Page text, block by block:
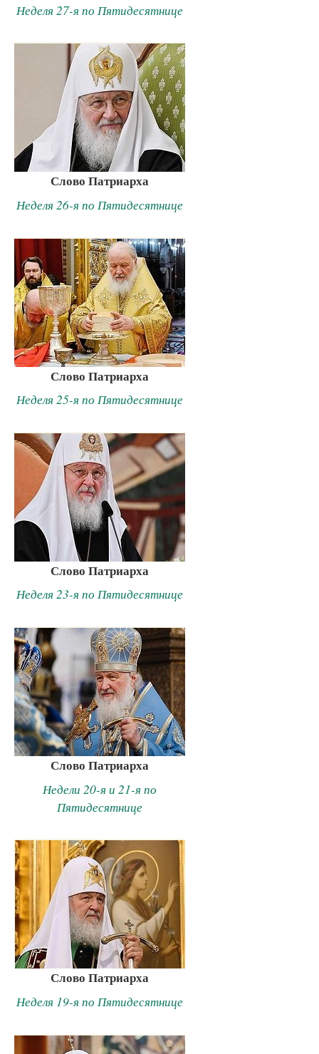
Неделя 27-я по Пятидесятнице
Слово Патриарха
Неделя 26-я по Пятидесятнице
Слово Патриарха
Неделя 25-я по Пятидесятнице
Слово Патриарха
Неделя 23-я по Пятидесятнице
Слово Патриарха
Недели 20-я и 21-я по
Пятидесятнице
Слово Патриарха
Неделя 19-я по Пятидесятнице